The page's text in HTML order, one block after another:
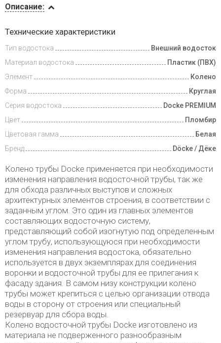
и оплата
Описание:
Технические характеристики
Тип водостока
Внешний водосток
Материал водостока
Пластик (ПВХ)
Элемент
Колено
Форма
Круглая
Серия водостока
Docke PREMIUM
Цвет
Пломбир
Цветовая гамма
Белая
Бренд
Döcke / Дёке
Колено трубы Docke применяется при необходимости
изменения направления водосточной трубы, так же
для обхода различных выступов и сложных
архитектурных элементов строения, в соответствии с
заданным углом. Это один из главных элементов
составляющих водосточную систему,
представляющий собой изогнутую под определенным
углом трубу, использующуюся при необходимости
изменения направления водостока, обязательно
используется в двух экземплярах для соединения
воронки и водосточной трубы для ее прилегания к
фасаду здания. В самом низу конструкции колено
трубы может крепиться с целью организации отвода
воды в сторону от строения или специальный
резервуар для сбора воды.
Колено водосточной трубы Docke изготовлено из
материала не подверженного разнообразным